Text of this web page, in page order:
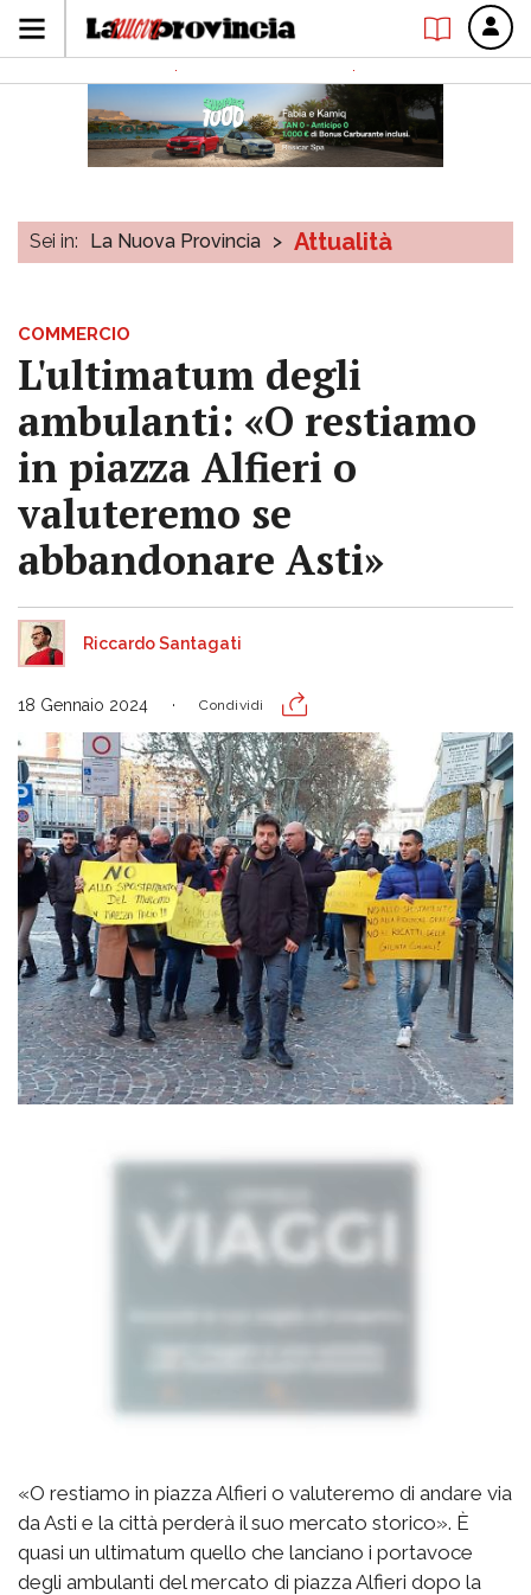
Sei in: La Nuova Provincia > Attualità
COMMERCIO
L'ultimatum degli
ambulanti: «O restiamo
in piazza Alfieri o
valuteremo se
abbandonare Asti»
Riccardo Santagati
18 Gennaio 2024 Condividi
«O restiamo in piazza Alfieri o valuteremo di andare via
da Asti e la città perderà il suo mercato storico». È
quasi un ultimatum quello che lanciano i portavoce
degli ambulanti del mercato di piazza Alfieri dopo la